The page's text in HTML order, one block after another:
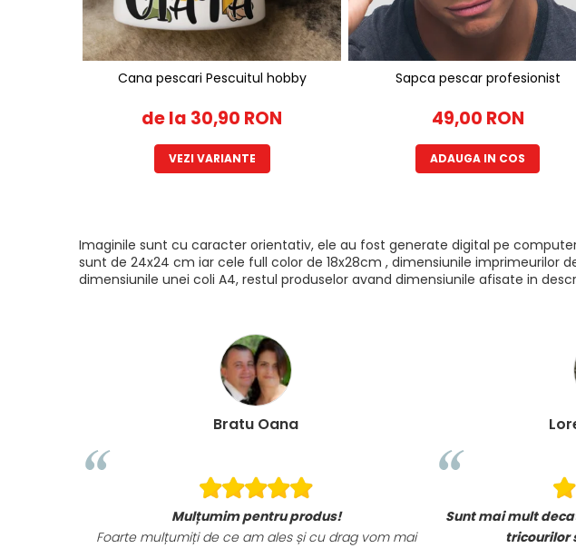
Cana pescari Pescuitul hobby
de la 30,90 RON
VEZI VARIANTE
Sapca pescar profesionist
49,00 RON
ADAUGA IN COS
Imaginile sunt cu caracter orientativ, ele au fost generate digital pe
sunt de 24x24 cm iar cele full color de 18x28cm , dimensiunile imprimeurilor
dimensiunile unei coli A4, restul produselor avand dimensiunile afisate in
Bratu Oana
Mulțumim pentru produs!
Foarte mulțumiți de ce am ales și cu drag vom mai
Sunt mai mult
tricourilor